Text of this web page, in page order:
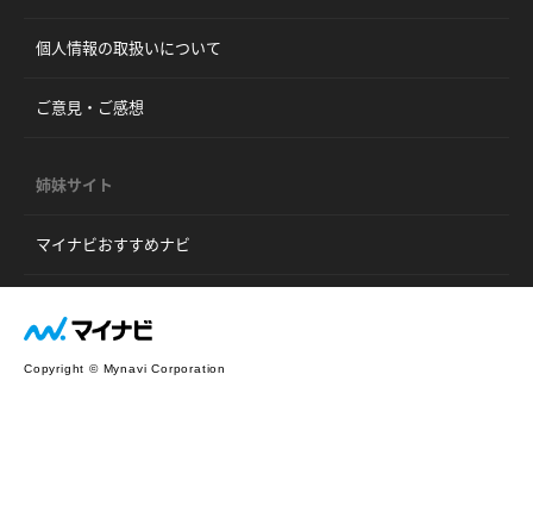
個人情報の取扱いについて
ご意見・ご感想
姉妹サイト
マイナビおすすめナビ
Copyright © Mynavi Corporation